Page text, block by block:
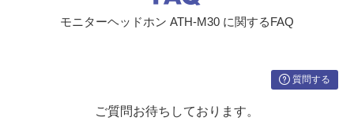
モニターヘッドホン ATH-M30 に関するFAQ
質問する
ご質問お待ちしております。